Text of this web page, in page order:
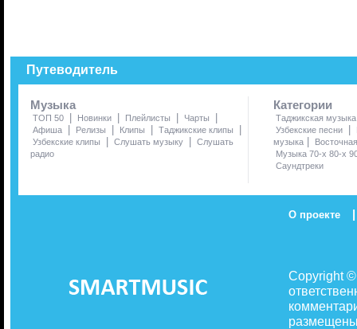
Путеводитель
Музыка
ТОП 50 | Новинки | Плейлисты | Чарты |
Афиша | Релизы | Клипы | Таджикские клипы |
Узбекские клипы | Слушать музыку | Слушать
радио
Категории
Таджикская музыка
Узбекские песни
|
музыка |
Музыка 70-х 80-х
Саундтреки
О проекте |
Copyright
размещены